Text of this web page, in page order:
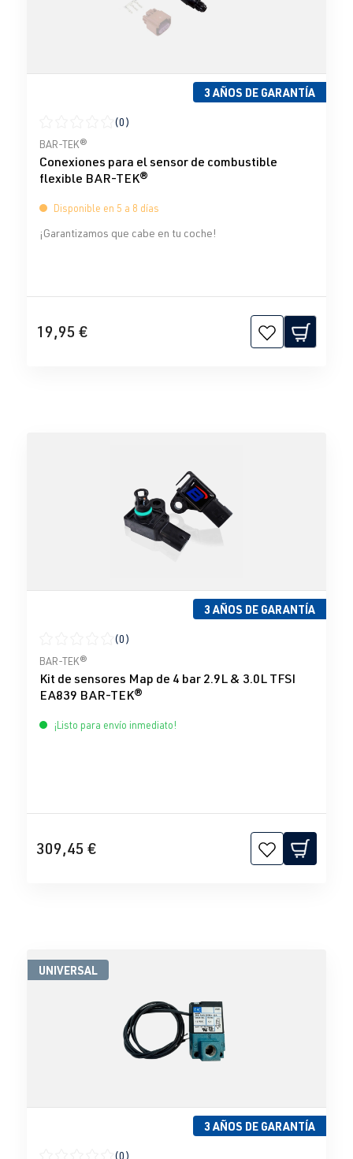
3 AÑOS DE GARANTÍA
Calificación promedio de 0 de 5 estrellas
(0)
BAR-TEK®
Conexiones para el sensor de combustible
flexible BAR-TEK®
Disponible en 5 a 8 días
¡Garantizamos que cabe en tu coche!
19,95 €
3 AÑOS DE GARANTÍA
Calificación promedio de 0 de 5 estrellas
(0)
BAR-TEK®
Kit de sensores Map de 4 bar 2.9L & 3.0L TFSI
EA839 BAR-TEK®
¡Listo para envío inmediato!
309,45 €
UNIVERSAL
3 AÑOS DE GARANTÍA
(0)